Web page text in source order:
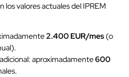
valores actuales del IPREM
2.400 EUR/mes(o
aproximadamente600